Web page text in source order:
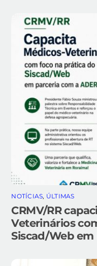
NOTÍCIAS, ÚLTIMAS
CRMV/RR
Veterinários
Siscad/Web em